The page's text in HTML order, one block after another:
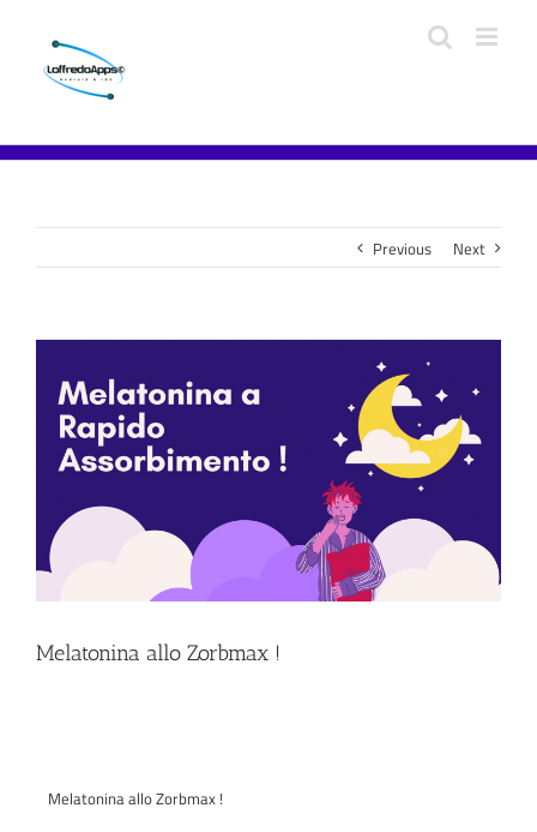
Previous Next
Melatonina allo Zorbmax !
Melatonina allo Zorbmax !